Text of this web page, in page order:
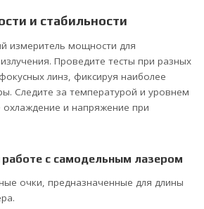
и стабильности
измеритель мощности для
Проведите тесты при разных
линз, фиксируя наиболее
Следите за температурой и уровнем
и напряжение при
работе с самодельным лазером
очки, предназначенные для длины